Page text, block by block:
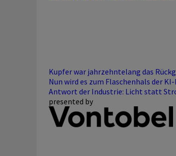
Kupfer war jahrzehntelang das
Nun wird es zum Flaschenhals der
Antwort der Industrie: Licht statt
presented by